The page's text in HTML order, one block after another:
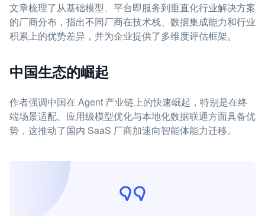
文章梳理了从基础模型、平台即服务到垂直化行业解决方案
的厂商分布，指出不同厂商在技术栈、数据集成能力和行业
积累上的优势差异，并为企业提供了多维度评估框架。
中国生态的崛起
作者强调中国在 Agent 产业链上的快速崛起，特别是在终
端场景适配、应用级模型优化与本地化数据联通方面具备优
势，这推动了国内 SaaS 厂商加速向智能体能力迁移。